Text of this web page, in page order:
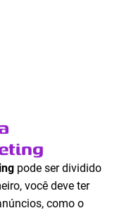
pode ser dividido
você deve ter
como o